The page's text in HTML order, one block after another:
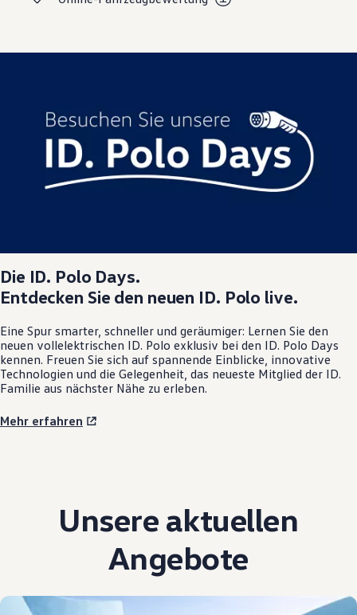
Die ID. Polo Days.
Entdecken Sie den neuen ID. Polo live.
Eine Spur smarter, schneller und geräumiger: Lernen Sie den
neuen vollelektrischen ID. Polo exklusiv bei den ID. Polo Days
kennen. Freuen Sie sich auf spannende Einblicke, innovative
Technologien und die Gelegenheit, das neueste Mitglied der ID.
Familie aus nächster Nähe zu erleben.
Mehr erfahren
Unsere aktuellen
Angebote